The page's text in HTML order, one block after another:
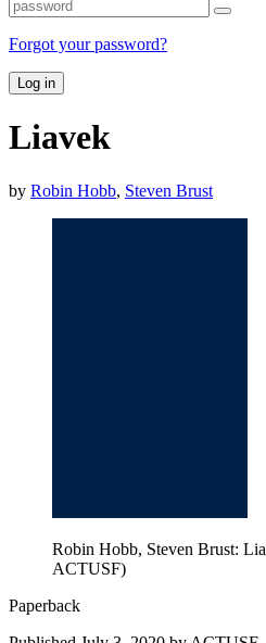
Forgot your password?
Log in
Liavek
by Robin Hobb, Steven Brust
Robin Hobb, Steven Brust:
ACTUSF)
Paperback